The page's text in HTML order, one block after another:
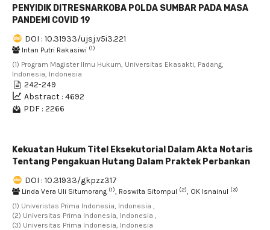
PENYIDIK DITRESNARKOBA POLDA SUMBAR PADA MASA
PANDEMI COVID 19
DOI : 10.31933/ujsj.v5i3.221
Intan Putri Rakasiwi (1)
(1) Program Magister Ilmu Hukum, Universitas Ekasakti, Padang,
Indonesia, Indonesia
242-249
Abstract : 4692
PDF : 2266
Kekuatan Hukum Titel Eksekutorial Dalam Akta Notaris
Tentang Pengakuan Hutang Dalam Praktek Perbankan
DOI : 10.31933/gkpzz317
Linda Vera Uli Situmorang (1), Roswita Sitompul (2), OK Isnainul (3)
(1) Univeristas Prima Indonesia, Indonesia ,
(2) Universitas Prima Indonesia, Indonesia ,
(3) Universitas Prima Indonesia, Indonesia